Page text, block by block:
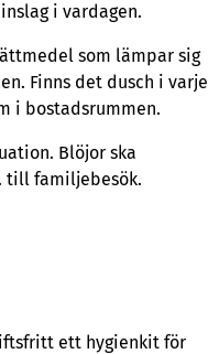
i vardagen.
som lämpar sig
Finns det dusch i varje
i bostadsrummen.
Blöjor ska
till familjebesök.
ett hygienkit för